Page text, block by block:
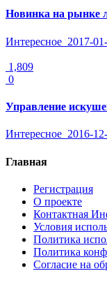
Новинка на рынке
Интересное 2017-
1,809
0
Управление
Интересное 2016-
Главная
Регистрация
О проекте
Контактная
Условия
Политика
Политика
Согласие на